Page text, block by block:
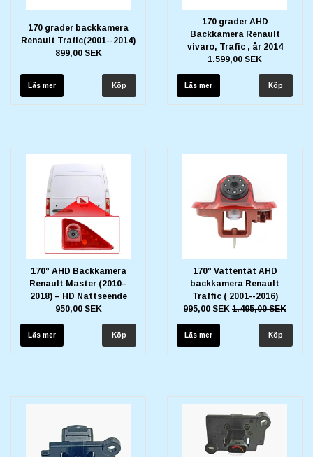
170 grader backkamera
Renault Trafic(2001--2014)
899,00 SEK
Läs mer
170 grader AHD
Backkamera Renault
vivaro, Trafic , år 2014
1.599,00 SEK
Läs mer
170° AHD Backkamera
Renault Master (2010–
2018) – HD Nattseende
950,00 SEK
Läs mer
170° Vattentät AHD
backkamera Renault
Traffic ( 2001--2016)
995,00 SEK 1.495,00 SEK
Läs mer